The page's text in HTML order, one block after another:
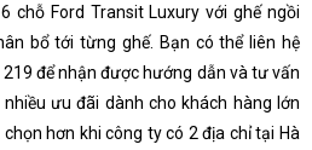
chỗ Ford Transit Luxury với ghế ngồi
bổ tới từng ghế. Bạn có thể liên hệ
để nhận được hướng dẫn và tư vấn
ưu đãi dành cho khách hàng lớn
hơn khi công ty có 2 địa chỉ tại Hà